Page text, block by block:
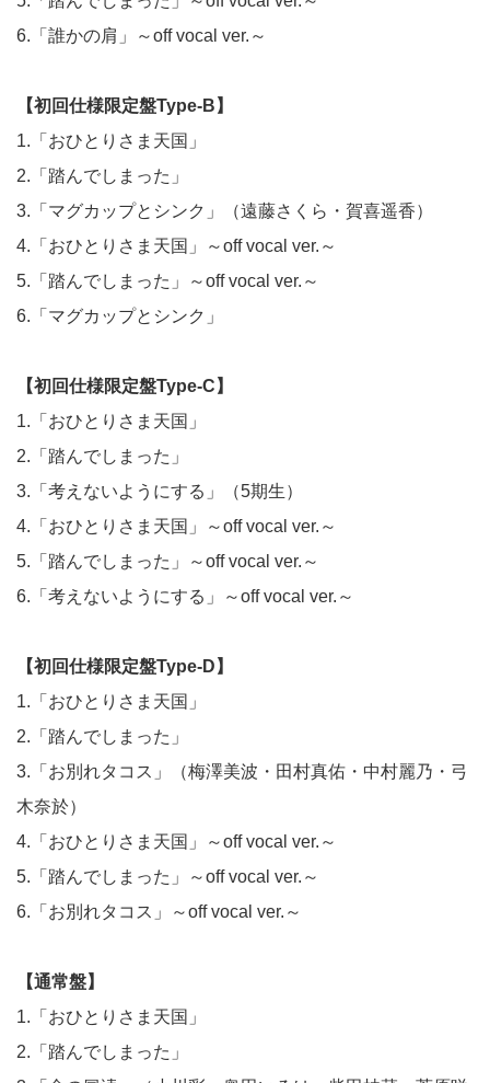
6.「誰かの肩」～off vocal ver.～
【初回仕様限定盤Type-B】
1.「おひとりさま天国」
2.「踏んでしまった」
3.「マグカップとシンク」（遠藤さくら・賀喜遥香）
4.「おひとりさま天国」～off vocal ver.～
5.「踏んでしまった」～off vocal ver.～
6.「マグカップとシンク」
【初回仕様限定盤Type-C】
1.「おひとりさま天国」
2.「踏んでしまった」
3.「考えないようにする」（5期生）
4.「おひとりさま天国」～off vocal ver.～
5.「踏んでしまった」～off vocal ver.～
6.「考えないようにする」～off vocal ver.～
【初回仕様限定盤Type-D】
1.「おひとりさま天国」
2.「踏んでしまった」
3.「お別れタコス」（梅澤美波・田村真佑・中村麗乃・弓
木奈於）
4.「おひとりさま天国」～off vocal ver.～
5.「踏んでしまった」～off vocal ver.～
6.「お別れタコス」～off vocal ver.～
【通常盤】
1.「おひとりさま天国」
2.「踏んでしまった」